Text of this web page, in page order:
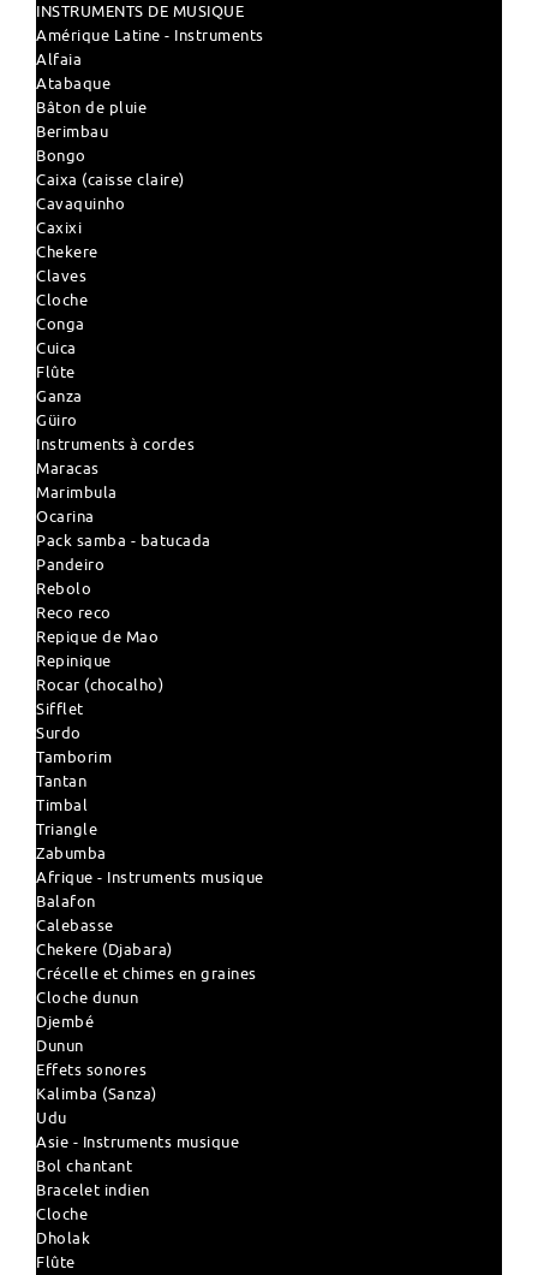
INSTRUMENTS DE MUSIQUE
Amérique Latine - Instruments
Alfaia
Atabaque
Bâton de pluie
Berimbau
Bongo
Caixa (caisse claire)
Cavaquinho
Caxixi
Chekere
Claves
Cloche
Conga
Cuica
Flûte
Ganza
Güiro
Instruments à cordes
Maracas
Marimbula
Ocarina
Pack samba - batucada
Pandeiro
Rebolo
Reco reco
Repique de Mao
Repinique
Rocar (chocalho)
Sifflet
Surdo
Tamborim
Tantan
Timbal
Triangle
Zabumba
Afrique - Instruments musique
Balafon
Calebasse
Chekere (Djabara)
Crécelle et chimes en graines
Cloche dunun
Djembé
Dunun
Effets sonores
Kalimba (Sanza)
Udu
Asie - Instruments musique
Bol chantant
Bracelet indien
Cloche
Dholak
Flûte